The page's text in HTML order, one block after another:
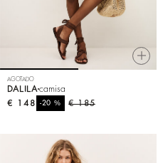
AGOTADO
DALILA camisa
€ 185
-20%
€ 148